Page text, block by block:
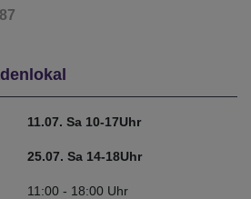
11.07. Sa 10-17Uhr
25.07. Sa 14-18Uhr
11:00 - 18:00 Uhr